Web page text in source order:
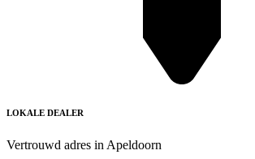
LOKALE DEALER
Vertrouwd adres in Apeldoorn